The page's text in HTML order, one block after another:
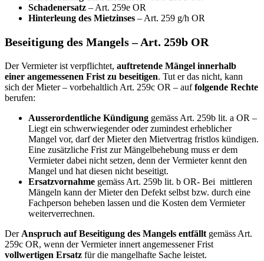
Schadenersatz – Art. 259e OR
Hinterleung des Mietzinses – Art. 259 g/h OR
Beseitigung des Mangels – Art. 259b OR
Der Vermieter ist verpflichtet, auftretende Mängel innerhalb
einer angemessenen Frist zu beseitigen. Tut er das nicht, kann
sich der Mieter – vorbehaltlich Art. 259c OR – auffolgende Rechte
berufen:
Ausserordentliche Kündigung gemäss Art. 259b lit. a OR –
Liegt ein schwerwiegender oder zumindest erheblicher
Mangel vor, darf der Mieter den Mietvertrag fristlos kündigen.
Eine zusätzliche Frist zur Mängelbehebung muss er dem
Vermieter dabei nicht setzen, denn der Vermieter kennt den
Mangel und hat diesen nicht beseitigt.
Ersatzvornahme gemäss Art. 259b lit. b OR- Bei mittleren
Mängeln kann der Mieter den Defekt selbst bzw. durch eine
Fachperson beheben lassen und die Kosten dem Vermieter
weiterverrechnen.
Der Anspruch auf Beseitigung des Mangels entfällt gemäss Art.
259c OR, wenn der Vermieter innert angemessener Frist
vollwertigen Ersatz für die mangelhafte Sache leistet.